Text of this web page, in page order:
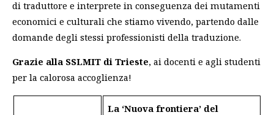
di traduttore e interprete in conseguenza dei mutamenti
economici e culturali che stiamo vivendo, partendo dalle
domande degli stessi professionisti della traduzione.
Grazie alla SSLMIT di Trieste, ai docenti e agli studenti
per la calorosa accoglienza!
La ‘Nuova frontiera’ del